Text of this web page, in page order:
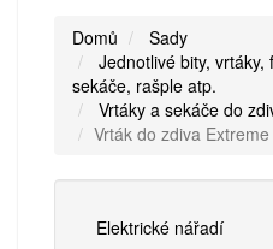
Domů
Sady
Jednotlivé bity, vrtáky,
sekáče, rašple atp.
Vrtáky a sekáče do
Vrták do zdiva
Elektrické nářadí